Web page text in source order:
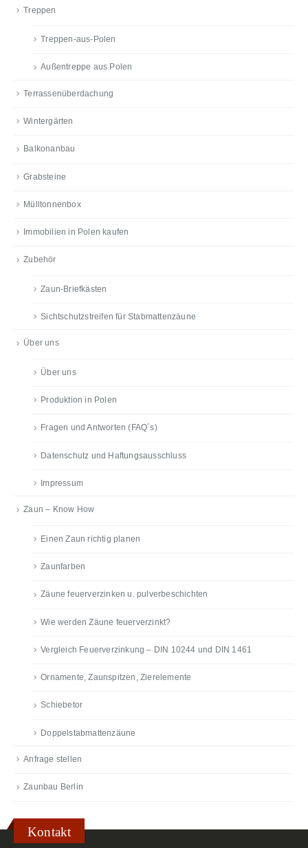
Treppen
Treppen-aus-Polen
Außentreppe aus Polen
Terrassenüberdachung
Wintergärten
Balkonanbau
Grabsteine
Mülltonnenbox
Immobilien in Polen kaufen
Zubehör
Zaun-Briefkästen
Sichtschutzstreifen für Stabmattenzäune
Über uns
Über uns
Produktion in Polen
Fragen und Antworten (FAQ´s)
Datenschutz und Haftungsausschluss
Impressum
Zaun – Know How
Einen Zaun richtig planen
Zaunfarben
Zäune feuerverzinken u. pulverbeschichten
Wie werden Zäune feuerverzinkt?
Vergleich Feuerverzinkung – DIN 10244 und DIN 1461
Ornamente, Zaunspitzen, Zierelemente
Schiebetor
Doppelstabmattenzäune
Anfrage stellen
Zaunbau Berlin
Kontakt